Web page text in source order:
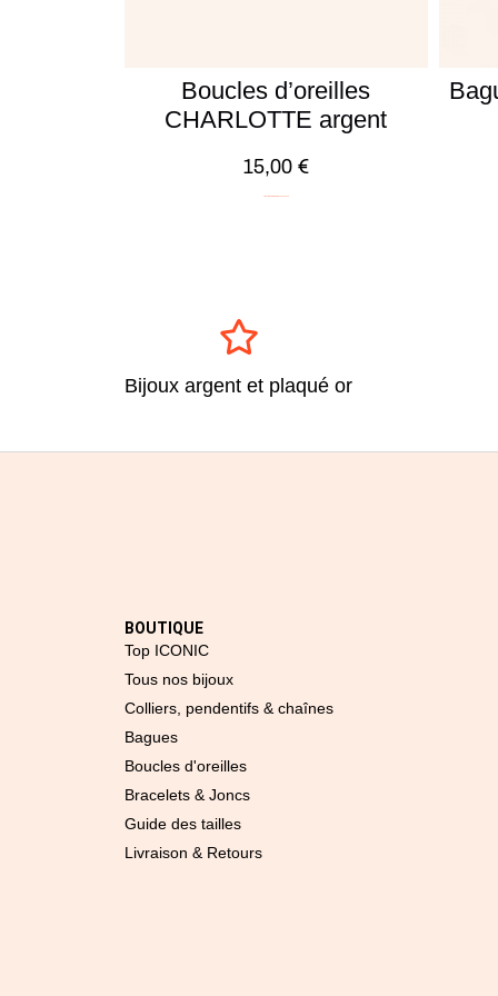
Boucles d’oreilles
CHARLOTTE argent
15,00€
Bijoux argent et plaqué or
BOUTIQUE
Top ICONIC
Tous nos bijoux
Colliers, pendentifs & chaînes
Bagues
Boucles d'oreilles
Bracelets & Joncs
Guide des tailles
Livraison & Retours